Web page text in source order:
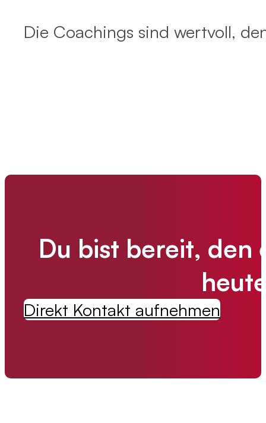
Die Coachings sind wertvoll,
Du bist bereit, den
Direkt Kontakt aufnehmen